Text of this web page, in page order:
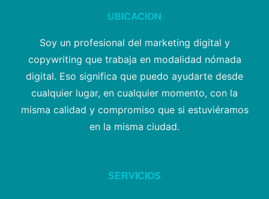
UBICACION
Soy un profesional del marketing digital y
copywriting que trabaja en modalidad nómada
digital. Eso significa que puedo ayudarte desde
cualquier lugar, en cualquier momento, con la
misma calidad y compromiso que si estuviéramos
en la misma ciudad.
SERVICIOS